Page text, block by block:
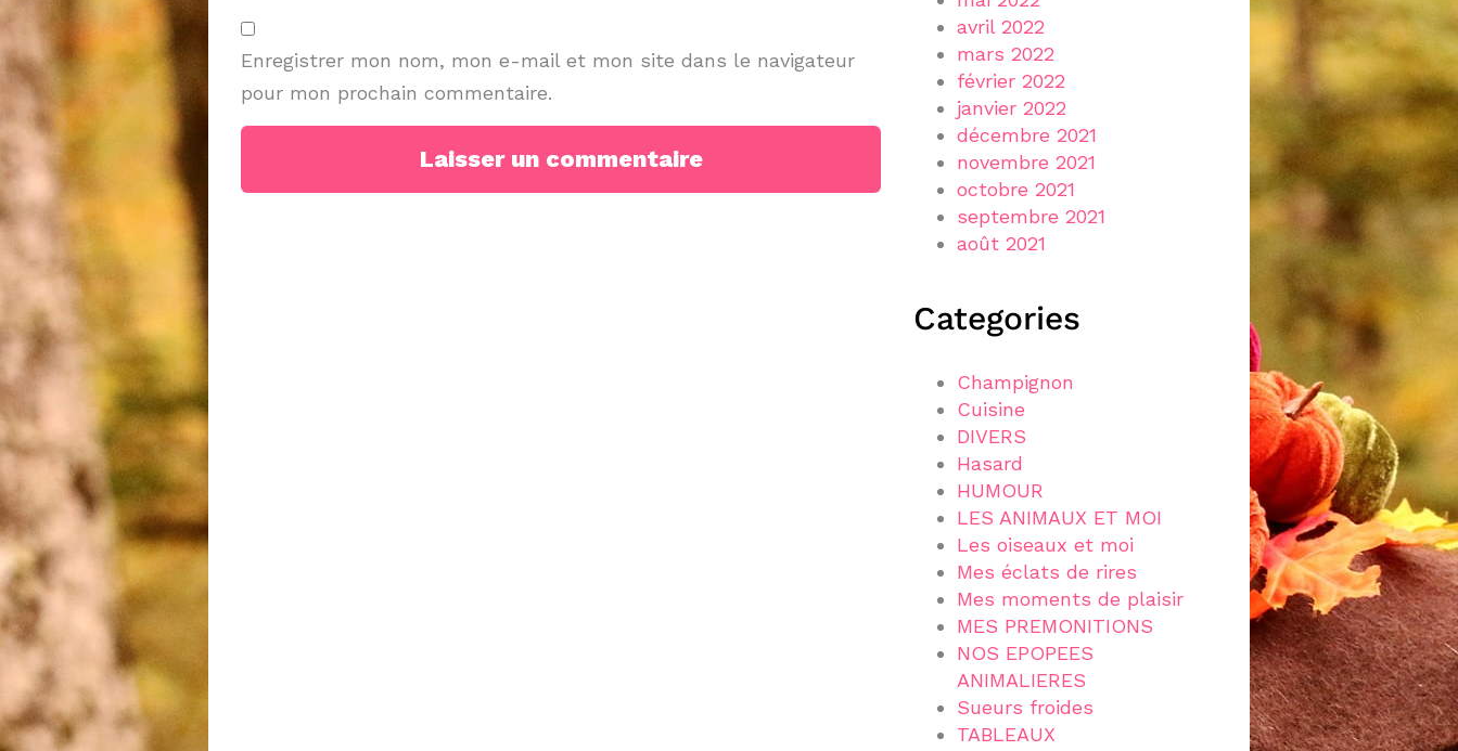
Enregistrer mon nom, mon e-mail et mon site dans le navigateur
pour mon prochain commentaire.
avril 2022
mars 2022
février 2022
janvier 2022
décembre 2021
novembre 2021
octobre 2021
septembre 2021
août 2021
Categories
Champignon
Cuisine
DIVERS
Hasard
HUMOUR
LES ANIMAUX ET MOI
Les oiseaux et moi
Mes éclats de rires
Mes moments de plaisir
MES PREMONITIONS
NOS EPOPEES
ANIMALIERES
Sueurs froides
TABLEAUX